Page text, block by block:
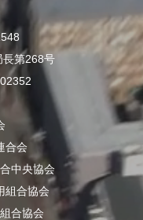
長第268号
合会
中央協会
組合協会
合協会